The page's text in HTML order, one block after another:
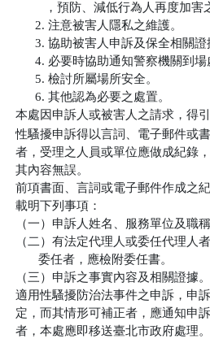
，預防、減低行為人再度加
      2. 注意被害人隱私之維護。
3. 協助被害人申訴及保全相關證
4. 必要時協助通知警察機關到場
      5. 檢討所屬場所安全。
      6. 其他認為必要之處置。
本處因申訴人或被害人之請求，得
性騷擾申訴得以言詞、電子郵件或
者，受理之人員或單位應做成紀錄
其內容無誤。
前項書面、言詞或電子郵件作成之
載明下列事項：
（一）申訴人姓名、服務單位及職
（二）有法定代理人或委任代理人
       委任者，應檢附委任書。
（三）申訴之事實內容及相關證據。
適用性騷擾防治法事件之申訴，申
定，而其情形可補正者，應通知申
者，本處應即移送臺北市政府處理。